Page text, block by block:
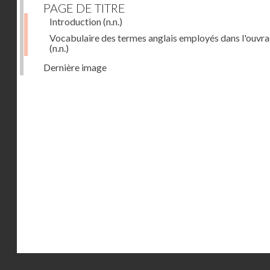
PAGE DE TITRE
Introduction(n.n.)
Vocabulaire des termes anglais employés dans
(n.n.)
Dernière image